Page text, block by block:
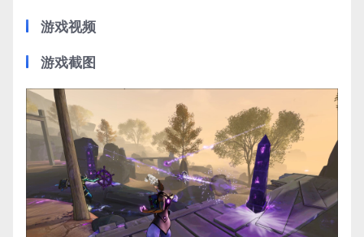
游戏视频
游戏截图